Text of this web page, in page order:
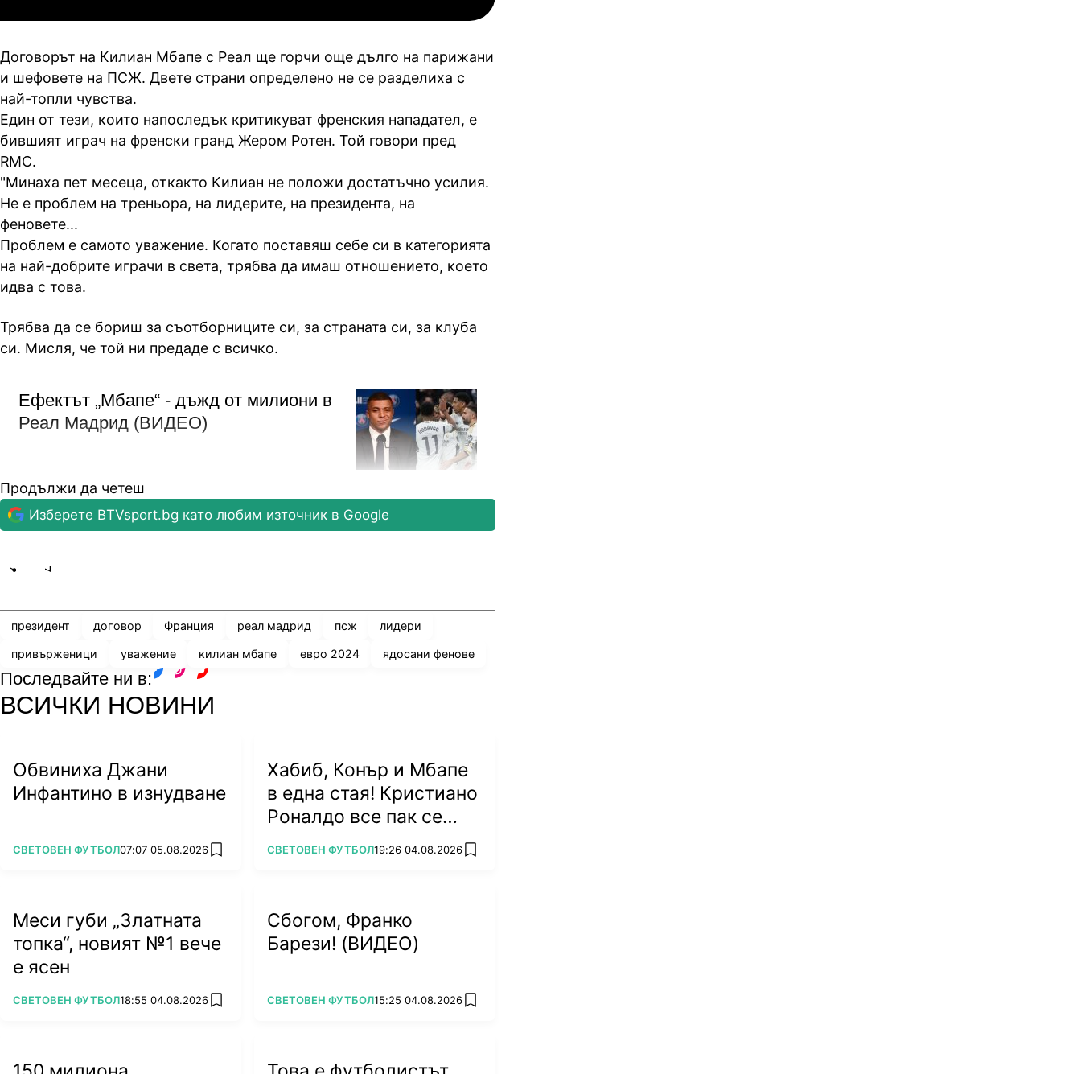
Договорът на Килиан Мбапе с Реал ще горчи още дълго на парижани
и шефовете на ПСЖ. Двете страни определено не се разделиха с
най-топли чувства.
Един от тези, които напоследък критикуват френския нападател, е
бившият играч на френски гранд Жером Ротен. Той говори пред
RMC.
"Минаха пет месеца, откакто Килиан не положи достатъчно усилия.
Не е проблем на треньора, на лидерите, на президента, на
феновете...
Проблем е самото уважение. Когато поставяш себе си в категорията
на най-добрите играчи в света, трябва да имаш отношението, което
идва с това.
Трябва да се бориш за съотборниците си, за страната си, за клуба
си. Мисля, че той ни предаде с всичко.
Ефектът „Мбапе“ - дъжд от милиони в
Реал Мадрид (ВИДЕО)
Сезонът беше катастрофален от началото до края по отношение на
комуникацията. Много съм му ядосан, защото когато го видя във
Ротен говори след успеха на Франция над Люксембург с 3:0, след
едно нищо не се е случило...
Реал пусна в продажба новия екип,
Мбапе ще почака
Продължи да четеш
Изберете BTVsport.bg като любим източник в Google
президент договор Франция реал мадрид псж лидери
привърженици уважение килиан мбапе евро 2024 ядосани фенове
Последвайте ни в:
ВСИЧКИ НОВИНИ
Обвиниха Джани
Инфантино в изнудване
ПОВЕЧЕ ОТ
СВЕТОВЕН ФУТБОЛ07:07 05.08.2026 add favorites
Хабиб, Конър и Мбапе
в една стая! Кристиано
Роналдо все пак се
жени
ПОВЕЧЕ ОТ
СВЕТОВЕН ФУТБОЛ19:26 04.08.2026 add favorites
Меси губи „Златната
топка“, новият №1 вече
е ясен
ПОВЕЧЕ ОТ
СВЕТОВЕН ФУТБОЛ18:55 04.08.2026 add favorites
Сбогом, Франко
Барези! (ВИДЕО)
ПОВЕЧЕ ОТ
СВЕТОВЕН ФУТБОЛ15:25 04.08.2026 add favorites